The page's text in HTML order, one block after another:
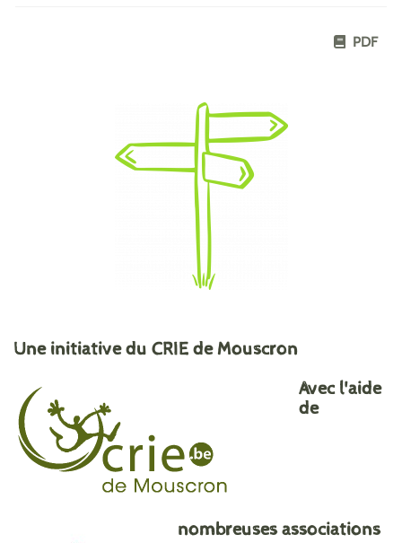
PDF
Une initiative du CRIE de Mouscron
Avec l'aide
de
nombreuses associations